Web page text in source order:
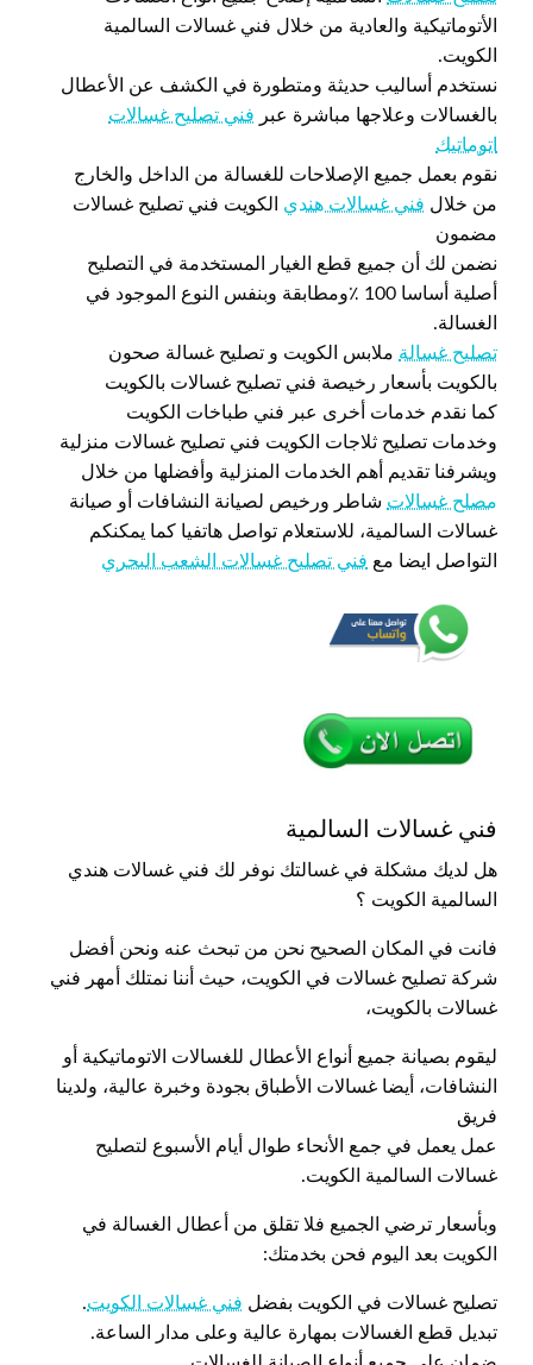
الأتوماتيكية والعادية من خلال فني غسالات السالمية
الكويت.
نستخدم أساليب حديثة ومتطورة في الكشف عن الأعطال
بالغسالات وعلاجها مباشرة عبر فني تصليح غسالات
اتوماتيك
نقوم بعمل جميع الإصلاحات للغسالة من الداخل والخارج
من خلال فني غسالات هندي الكويت فني تصليح غسالات
مضمون
نضمن لك أن جميع قطع الغيار المستخدمة في التصليح
أصلية أساسا 100 ٪ومطابقة وبنفس النوع الموجود في
الغسالة.
تصليح غسالة ملابس الكويت و تصليح غسالة صحون
بالكويت بأسعار رخيصة فني تصليح غسالات بالكويت
كما نقدم خدمات أخرى عبر فني طباخات الكويت
وخدمات تصليح ثلاجات الكويت فني تصليح غسالات منزلية
ويشرفنا تقديم أهم الخدمات المنزلية وأفضلها من خلال
مصلح غسالات شاطر ورخيص لصيانة النشافات أو صيانة
غسالات السالمية، للاستعلام تواصل هاتفيا كما يمكنكم
التواصل ايضا مع فني تصليح غسالات الشعب البحري
فني غسالات السالمية
هل لديك مشكلة في غسالتك نوفر لك فني غسالات هندي
السالمية الكويت ؟
فانت في المكان الصحيح نحن من تبحث عنه ونحن أفضل
شركة تصليح غسالات في الكويت، حيث أننا نمتلك أمهر فني
غسالات بالكويت،
ليقوم بصيانة جميع أنواع الأعطال للغسالات الاتوماتيكية أو
النشافات، أيضا غسالات الأطباق بجودة وخبرة عالية، ولدينا
فريق
عمل يعمل في جمع الأنحاء طوال أيام الأسبوع لتصليح
غسالات السالمية الكويت.
وبأسعار ترضي الجميع فلا تقلق من أعطال الغسالة في
الكويت بعد اليوم فحن بخدمتك:
تصليح غسالات في الكويت بفضل فني غسالات الكويت.
تبديل قطع الغسالات بمهارة عالية وعلى مدار الساعة.